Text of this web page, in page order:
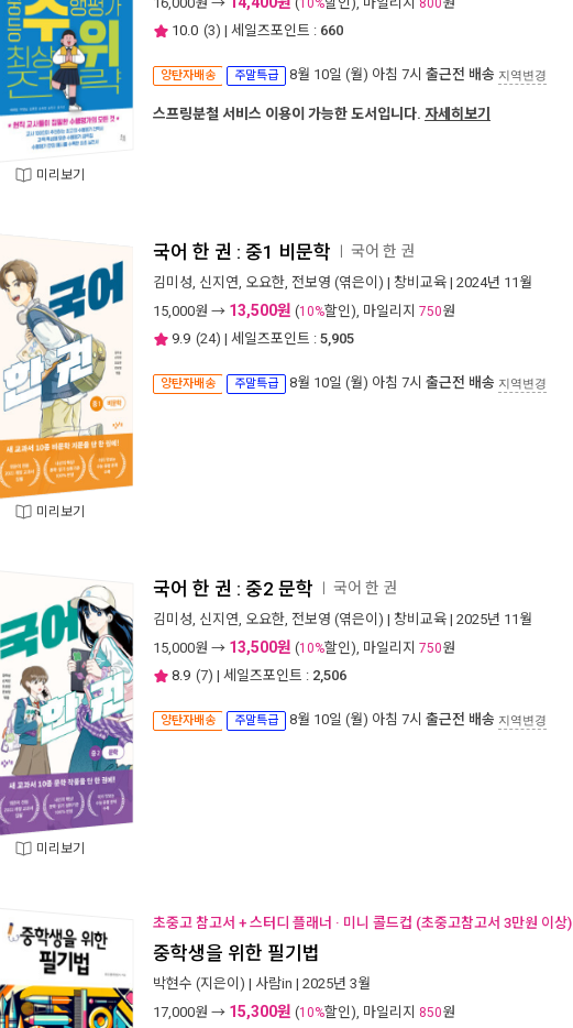
미리보기
10% 800
10.0 (3) | 세일즈포인트 : 660
양탄자배송 주말특급 8월 10일 (월) 아침 7시 출근전 배송 지역변경
스프링분철 서비스 이용이 가능한 도서입니다. 자세히보기
미리보기
국어 한 권 : 중1 비문학 국어 한 권
김미성, 신지연, 오요한, 전보영 (엮은이) | 창비교육 | 2024년 11월
15,000원 → 13,500원 (10%할인), 마일리지 750원
9.9 (24) | 세일즈포인트 : 5,905
양탄자배송 주말특급 8월 10일 (월) 아침 7시 출근전 배송 지역변경
미리보기
국어 한 권 : 중2 문학 국어 한 권
김미성, 신지연, 오요한, 전보영 (엮은이) | 창비교육 | 2025년 11월
15,000원 → 13,500원 (10%할인), 마일리지 750원
8.9 (7) | 세일즈포인트 : 2,506
양탄자배송 주말특급 8월 10일 (월) 아침 7시 출근전 배송 지역변경
초중고 참고서 + 스터디 플래너 · 미니 콜드컵 (초중고참고서 3만원 이상)
중학생을 위한 필기법
박현수 (지은이) | 사람in | 2025년 3월
17,000원 → 15,300원 (10%할인), 마일리지 850원